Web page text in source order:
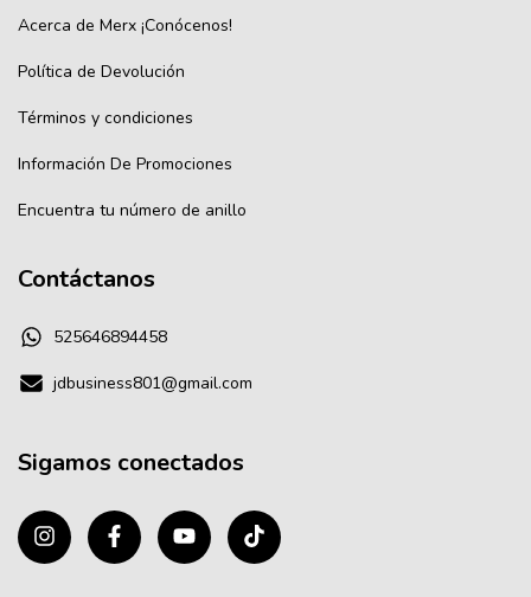
Acerca de Merx ¡Conócenos!
Política de Devolución
Términos y condiciones
Información De Promociones
Encuentra tu número de anillo
Contáctanos
525646894458
jdbusiness801@gmail.com
Sigamos conectados